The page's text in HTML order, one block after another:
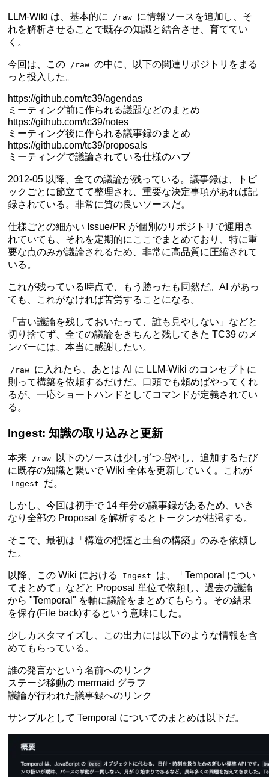
LLM-Wiki は、基本的に /raw に情報ソースを追加し、そ
れを解析させることで既存の知識と結合させ、育ててい
く。
今回は、この /raw の中に、以下の関連リポジトリをまる
っと投入した。
https://github.com/tc39/agendas
ミーティング前に作られる議題などのまとめ
https://github.com/tc39/notes
ミーティング後に作られる議事録のまとめ
https://github.com/tc39/proposals
ミーティングで議論されている仕様のハブ
2012-05 以降、全ての議論が残っている。議事録は、トピ
ックごとに節立てて整理され、重要な決定事項があれば記
録されている。非常に質の良いソースだ。
仕様ごとの細かい Issue/PR が個別のリポジトリで運用さ
れていても、それを定期的にここでまとめており、特に重
要な点のみが議論されるため、非常に高品質に圧縮されて
いる。
これが残っている時点で、もう勝ったも同然だ。AI があっ
ても、これがなければ苦労することになる。
「古い議論を残しておいたって、誰も見やしない」などと
切り捨てず、全ての議論をきちんと残してきた TC39 のメ
ンバーには、本当に感謝したい。
/raw に入れたら、あとは AI に LLM-Wiki のコンセプトに
則って構築を依頼するだけだ。口頭でも頼めばやってくれ
るが、一応ショートハンドとしてコマンドが定義されてい
る。
Ingest: 知識の取り込みと更新
本来 /raw 以下のソースは少しずつ増やし、追加するたび
に既存の知識と繋いで Wiki 全体を更新していく。これが
Ingest だ。
しかし、今回は初手で 14 年分の議事録があるため、いき
なり全部の Proposal を解析するとトークンが枯渇する。
そこで、最初は「構造の把握と土台の構築」のみを依頼し
た。
以降、この Wiki における Ingest
は、「Temporal につい
てまとめて」などと Proposal 単位で依頼し、過去の議論
から "Temporal" を軸に議論をまとめてもらう。その結果
を保存(File back)するという意味にした。
少しカスタマイズし、この出力には以下のような情報を含
めてもらっている。
誰の発言かという名前へのリンク
ステージ移動の mermaid グラフ
議論が行われた議事録へのリンク
サンプルとして Temporal についてのまとめは以下だ。